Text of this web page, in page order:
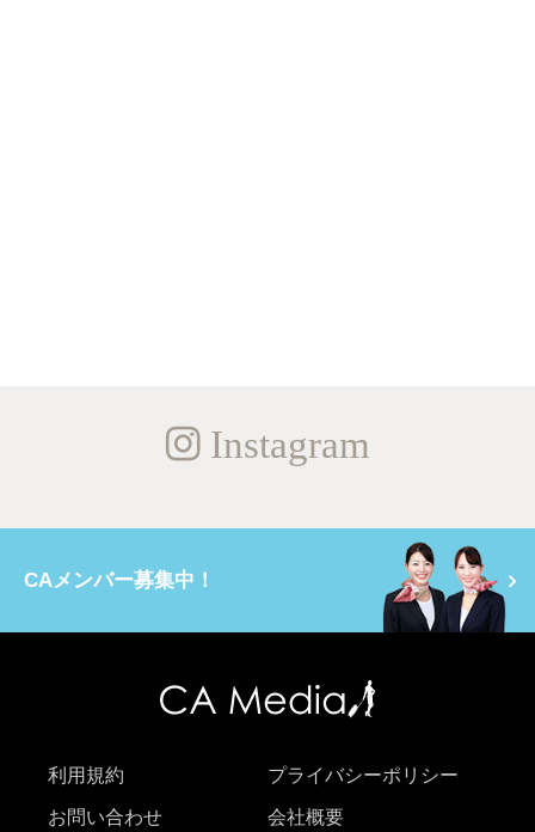
Instagram
CAメンバー募集中！
利用規約 プライバシーポリシー
お問い合わせ 会社概要